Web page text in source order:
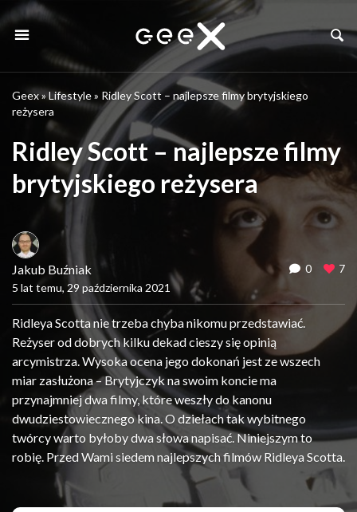
Geex»Lifestyle» Ridley Scott – najlepsze filmy brytyjskiego
reżysera
Ridley Scott – najlepsze filmy
brytyjskiego reżysera
Jakub Buźniak
5 lat temu, 29 października 2021
0 7
Ridleya Scotta nie trzeba chyba nikomu przedstawiać.
Reżyser od dobrych kilku dekad cieszy się opinią
arcymistrza. Wysoka ocena jego dokonań jest ze wszech
miar zasłużona – Brytyjczyk na swoim koncie ma
przynajmniej dwa filmy, które weszły do kanonu
dwudziestowiecznego kina. O dziełach tak wybitnego
twórcy warto byłoby dwa słowa napisać. Niniejszym to
robię. Przed Wami siedem najlepszych filmów Ridleya Scotta.